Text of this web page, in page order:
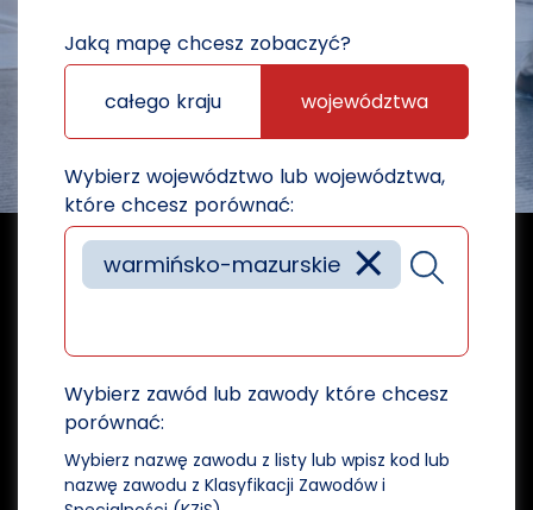
Jaką mapę chcesz zobaczyć?
całego kraju województwa
Wybierz województwo lub województwa,
które chcesz porównać:
×
warmińsko-mazurskie
Wybierz zawód lub zawody które chcesz
porównać:
Wybierz nazwę zawodu z listy lub wpisz kod lub
nazwę zawodu z Klasyfikacji Zawodów i